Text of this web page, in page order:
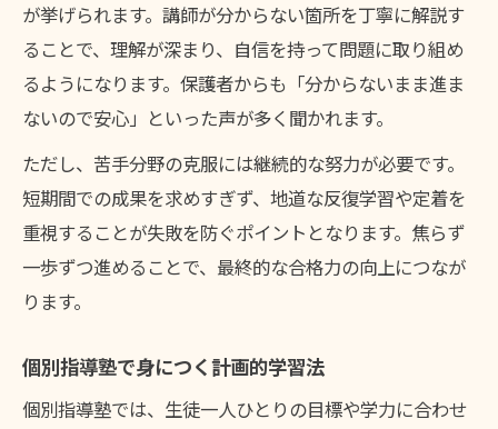
が挙げられます。講師が分からない箇所を丁寧に解説す
ることで、理解が深まり、自信を持って問題に取り組め
るようになります。保護者からも「分からないまま進ま
ないので安心」といった声が多く聞かれます。
ただし、苦手分野の克服には継続的な努力が必要です。
短期間での成果を求めすぎず、地道な反復学習や定着を
重視することが失敗を防ぐポイントとなります。焦らず
一歩ずつ進めることで、最終的な合格力の向上につなが
ります。
個別指導塾で身につく計画的学習法
個別指導塾では、生徒一人ひとりの目標や学力に合わせ